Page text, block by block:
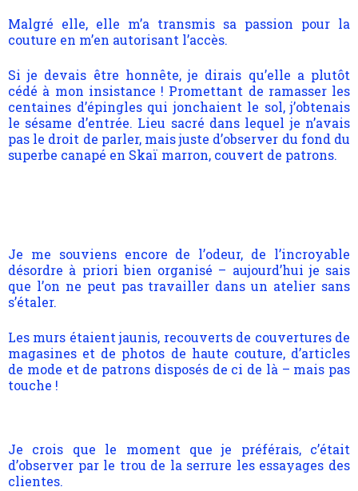
Malgré elle, elle m’a transmis sa passion pour la
couture en m’en autorisant l’accès.
Si je devais être honnête, je dirais qu’elle a plutôt
cédé à mon insistance ! Promettant de ramasser les
centaines d’épingles qui jonchaient le sol, j’obtenais
le sésame d’entrée. Lieu sacré dans lequel je n’avais
pas le droit de parler, mais juste d’observer du fond du
superbe canapé en Skaï marron, couvert de patrons.
Je me souviens encore de l’odeur, de l’incroyable
désordre à priori bien organisé – aujourd’hui je sais
que l’on ne peut pas travailler dans un atelier sans
s’étaler.
Les murs étaient jaunis, recouverts de couvertures de
magasines et de photos de haute couture, d’articles
de mode et de patrons disposés de ci de là – mais pas
touche !
Je crois que le moment que je préférais, c’était
d’observer par le trou de la serrure les essayages des
clientes.